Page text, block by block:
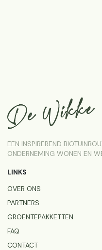
EEN INSPIREREND
ONDERNEMING WONEN EN
LINKS
OVER ONS
PARTNERS
GROENTEPAKKETTEN
FAQ
CONTACT